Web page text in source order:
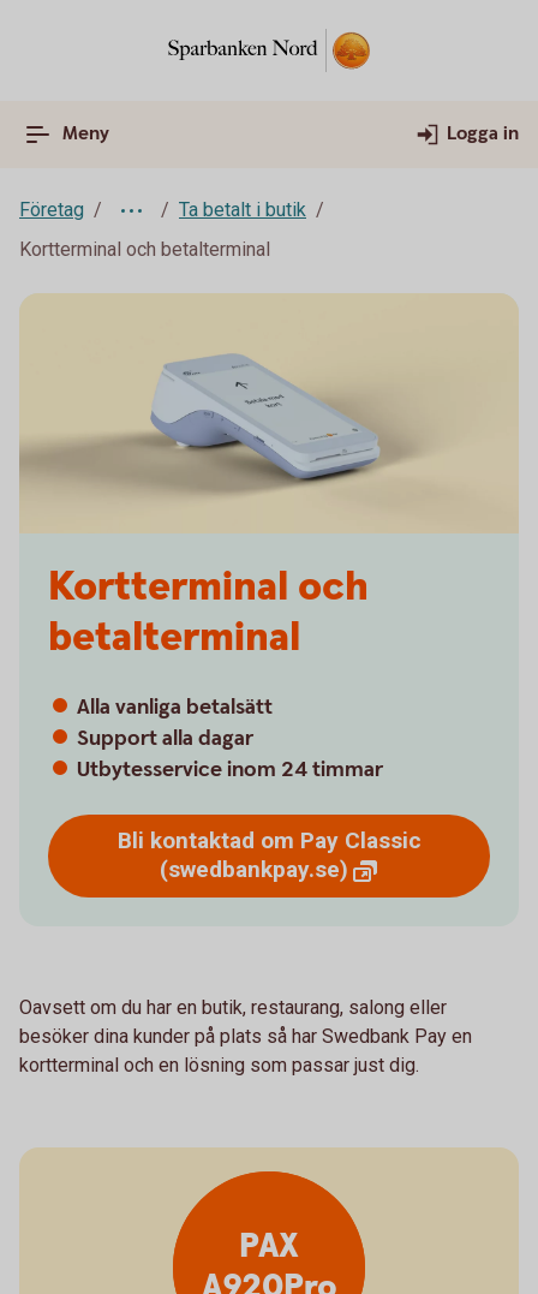
Meny Logga in
Företag
Ta betalt i butik
Kortterminal och betalterminal
Kortterminal och
betalterminal
Alla vanliga betalsätt
Support alla dagar
Utbytesservice inom 24 timmar
Bli kontaktad om Pay Classic
(swedbankpay.se)
Oavsett om du har en butik, restaurang, salong eller
besöker dina kunder på plats så har Swedbank Pay en
kortterminal och en lösning som passar just dig.
PAX